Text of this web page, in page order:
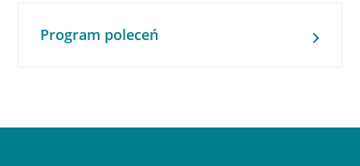
Program poleceń